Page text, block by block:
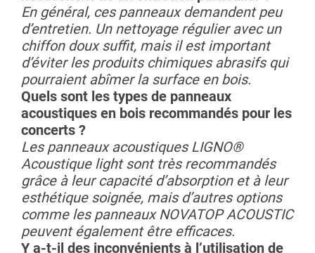
En général, ces panneaux demandent peu
d’entretien. Un nettoyage régulier avec un
chiffon doux suffit, mais il est important
d’éviter les produits chimiques abrasifs qui
pourraient abîmer la surface en bois.
Quels sont les types de panneaux
acoustiques en bois recommandés pour les
concerts ?
Les panneaux acoustiques LIGNO®
Acoustique light sont très recommandés
grâce à leur capacité d’absorption et à leur
esthétique soignée, mais d’autres options
comme les panneaux NOVATOP ACOUSTIC
peuvent également être efficaces.
Y a-t-il des inconvénients à l’utilisation de